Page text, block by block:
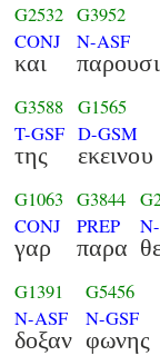
G2532
CONJ
και
G3952
N-ASF
G3588
T-GSF
της
G1565
D-GSM
εκεινου
G1063
CONJ
γαρ
G3844
PREP
παρα
G1391
N-ASF
δοξαν
G5456
N-GSF
φωνης